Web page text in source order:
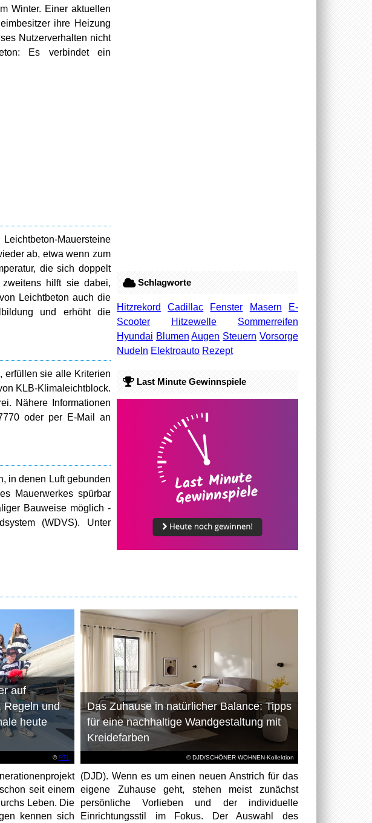
Winter. Einer aktuellen
ihre Heizung
Nutzerverhalten nicht
Es verbindet ein
Mauersteine
ab, etwa wenn zum
die sich doppelt
hilft sie dabei,
Leichtbeton auch die
und erhöht die
erfüllen sie alle Kriterien
KLB-Klimaleichtblock.
Nähere Informationen
oder per E-Mail an
in denen Luft gebunden
Mauerwerkes spürbar
Bauweise möglich -
(WDVS). Unter
Schlagworte
Hitzrekord Cadillac Fenster Masern
E-
Scooter
Hitzewelle
Sommerreifen
Hyundai Blumen Augen Steuern Vorsorge
Nudeln Elektroauto Rezept
Last Minute Gewinnspiele
©RTL
auf
Regeln und
heute
seit einem
Leben. Die
kennen sich
© DJD/SCHÖNER WOHNEN-Kollektion
Das Zuhause in natürlicher Balance: Tipps
für eine nachhaltige Wandgestaltung mit
Kreidefarben
(DJD). Wenn es um einen neuen Anstrich für das
eigene Zuhause geht, stehen meist zunächst
persönliche Vorlieben und der individuelle
Einrichtungsstil im Fokus. Der Auswahl des